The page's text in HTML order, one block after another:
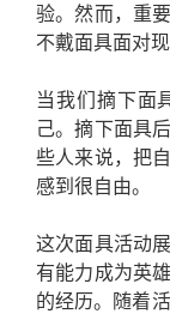
验。然而，重
不戴面具面对现
当我们摘下面
己。摘下面具
些人来说，把
感到很自由。
这次面具活动
有能力成为英
的经历。随着